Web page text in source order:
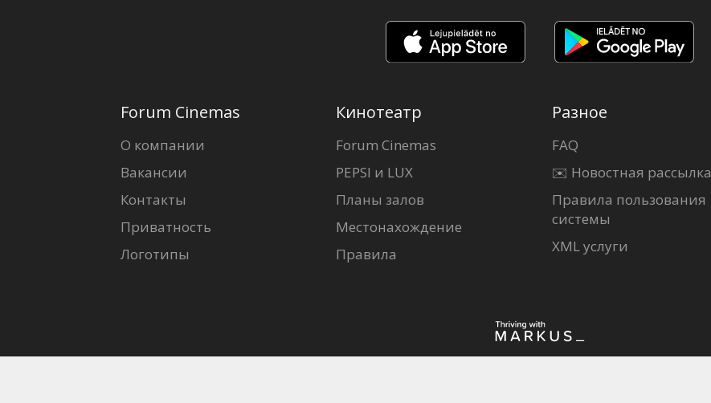
Forum Cinemas
О компании
Вакансии
Контакты
Приватность
Логотипы
Кинотеатр
Forum Cinemas
PEPSI и LUX
Планы залов
Местонахождение
Правила
Разное
FAQ
✉️ Новостная рассылка
Правила пользования
системы
XML услуги